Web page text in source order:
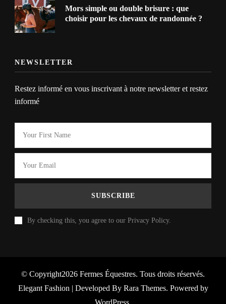
Mors simple ou double brisure : que
choisir pour les chevaux de randonnée ?
NEWSLETTER
Restez informé en vous inscrivant à notre newsletter et restez
informé
By checking this, you agree to our Privacy Policy.
© Copyright2026 Fermes Équestres. Tous droits réservés.
Elegant Fashion | Developed By Rara Themes. Powered by
WordPress